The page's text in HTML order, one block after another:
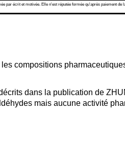
par écrit et motivée. Elle n'est réputée formée qu'après paiement de
compositions
dans la publication de
mais aucune activité